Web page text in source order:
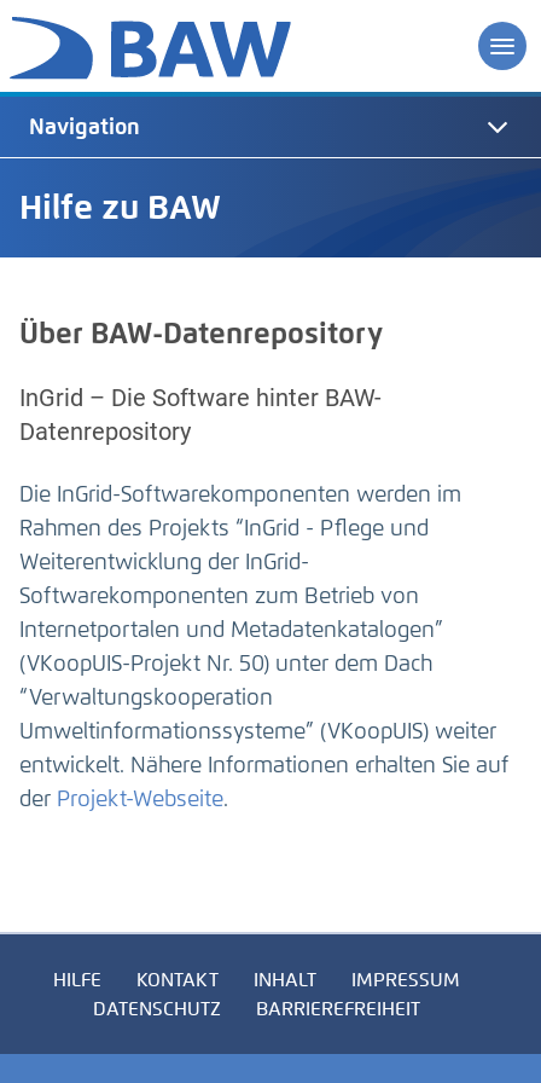
Hilfe zu BAW
Navigation
Über BAW-Datenrepository
InGrid – Die Software hinter BAW-
Datenrepository
Die InGrid-Softwarekomponenten werden im
Rahmen des Projekts “InGrid - Pflege und
Weiterentwicklung der InGrid-
Softwarekomponenten zum Betrieb von
Internetportalen und Metadatenkatalogen”
(VKoopUIS-Projekt Nr. 50) unter dem Dach
“Verwaltungskooperation
Umweltinformationssysteme” (VKoopUIS) weiter
entwickelt. Nähere Informationen erhalten Sie auf
der Projekt-Webseite.
HILFE KONTAKT INHALT
IMPRESSUM
DATENSCHUTZ
BARRIEREFREIHEIT